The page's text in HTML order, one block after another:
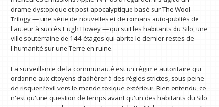
drame dystopique et post-apocalyptique basé sur The Wool
Trilogy — une série de nouvelles et de romans auto-publiés de
l'auteur à succès Hugh Howey — qui suit les habitants du Silo, une
ville souterraine de 144 étages qui abrite le dernier restes de
l'humanité sur une Terre en ruine.
La surveillance de la communauté est un régime autoritaire qui
ordonne aux citoyens d’adhérer à des règles strictes, sous peine
de risquer l’exil vers le monde toxique extérieur. Bien entendu, ce
n'est qu'une question de temps avant qu'un des habitants du Silo